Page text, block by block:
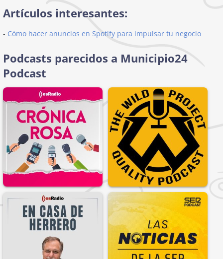
Artículos interesantes:
- Cómo hacer anuncios en Spotify para impulsar tu negocio
Podcasts parecidos a Municipio24
Podcast